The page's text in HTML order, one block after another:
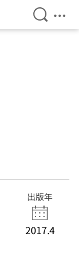
検索を
メ
出版年
2017.4